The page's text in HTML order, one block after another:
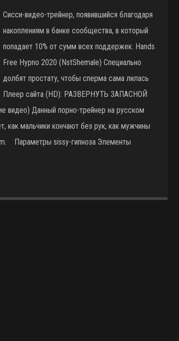
Сисси-видео-трейнер, появившийся благодаря
накоплениям в банке сообщества, в который
попадает 10% от сумм всех поддержек. Hands
Free Hypno 2020 (NstShemale) Специально
долбят простату, чтобы сперма сама лилась
Плеер сайта (HD): РАЗВЕРНУТЬ ЗАПАСНОЙ
Данный порно-трейнер на русском
как мальчики кончают без рук, как мужчины
Параметры sissy-гипноза Элементы